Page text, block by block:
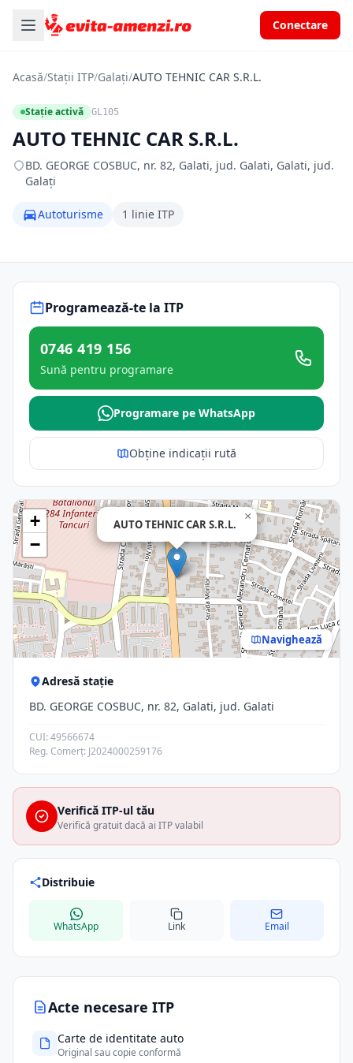
Conectare
Acasă/Stații ITP/Galați/AUTO TEHNIC CAR S.R.L.
Stație activă GL105
AUTO TEHNIC CAR S.R.L.
BD. GEORGE COSBUC, nr. 82, Galati, jud. Galati, Galati, jud.
Galați
Autoturisme 1 linie ITP
Acte necesare ITP
Carte de identitate auto
Original sau copie conformă
Programează-te la ITP
0746 419 156
Sună pentru programare
Programare pe WhatsApp
Obține indicații rută
AUTO TEHNIC CAR S.R.L.
×
+
−
Navighează
Adresă stație
BD. GEORGE COSBUC, nr. 82, Galati, jud. Galati
CUI: 49566674
Reg. Comerț: J2024000259176
Verifică ITP-ul tău
Verifică gratuit dacă ai ITP valabil
Distribuie
WhatsApp Link Email